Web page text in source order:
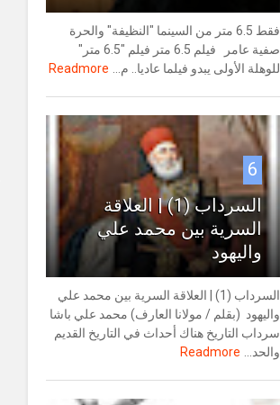
فقط 6.5 متر من السينما "النظيفة" والحرة
صفية عامر فيلم 6.5 متر فيلم "6.5 متر"
للوهلة الأولى يبدو فيلما عاديا.. م...
Readmore
6
السرداب (1) | العلاقة
السرية بين محمد علي
واليهود
السرداب (1) | العلاقة السرية بين محمد علي
واليهود (بقلم / مولانا العارف) محمد علي باشا
سرداب التاريخ هناك أحداث في التاريخ القديم
والحد...
Readmore